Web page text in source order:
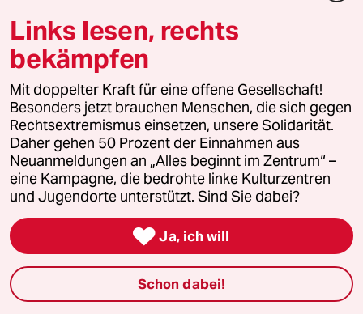
Anzeigen
Fragen & Hilfe
Feedback
Aboservice
ePaper Login
Downloads für Abonnierende
Links lesen, rechts
bekämpfen
Mit doppelter Kraft für eine offene Gesellschaft!
Besonders jetzt brauchen Menschen, die sich gegen
Rechtsextremismus einsetzen, unsere Solidarität.
Daher gehen 50 Prozent der Einnahmen aus
Neuanmeldungen an „Alles beginnt im Zentrum“ –
eine Kampagne, die bedrohte linke Kulturzentren
und Jugendorte unterstützt. Sind Sie dabei?
 Ja, ich will
Schon dabei!